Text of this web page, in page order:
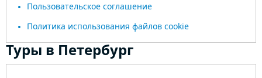
Пользовательское соглашение
Политика использования файлов cookie
Туры в Петербург